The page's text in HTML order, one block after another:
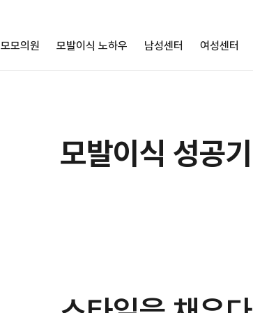
모모의원 모발이식 노하우 남성센터 여성센터
모발이식 성공기